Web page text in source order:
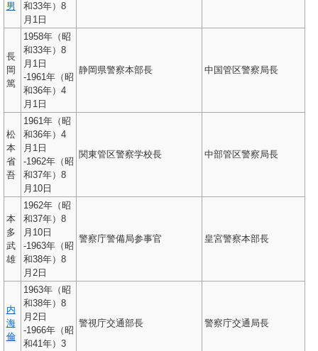
男
和33年）8
月1日
長
岡
篤
1958年（昭
和33年）8
月1日
-1961年（昭
和36年）4
月1日
静岡県警察本部長 中国管区警察局長
松
本
省
吾
1961年（昭
和36年）4
月1日
-1962年（昭
和37年）8
月10日
関東管区警察学校長 中部管区警察局長
本
多
武
雄
1962年（昭
和37年）8
月10日
-1963年（昭
和38年）8
月2日
警察庁警備局参事官 皇宮警察本部長
内
海
倫
1963年（昭
和38年）8
月2日
-1966年（昭
和41年）3
警視庁交通部長 警察庁交通局長